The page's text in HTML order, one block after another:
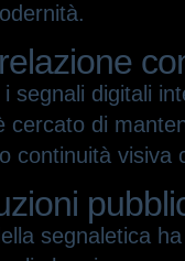
digitali
di
continuità visiva
segnaletica